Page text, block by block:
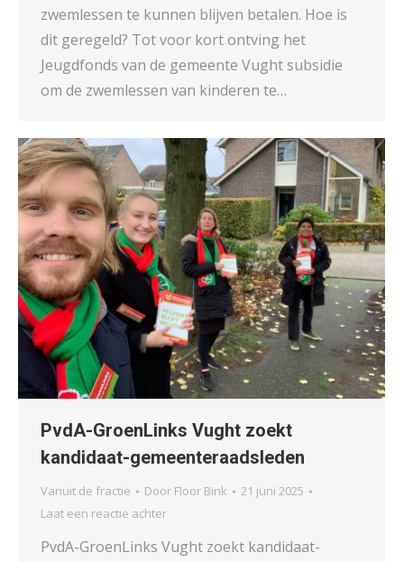
zwemlessen te kunnen blijven betalen. Hoe is
dit geregeld? Tot voor kort ontving het
Jeugdfonds van de gemeente Vught subsidie
om de zwemlessen van kinderen te…
PvdA-GroenLinks Vught zoekt
kandidaat-gemeenteraadsleden
Vanuit de fractie Door Floor Bink
21 juni 2025
Laat een reactie achter
PvdA-GroenLinks Vught zoekt kandidaat-